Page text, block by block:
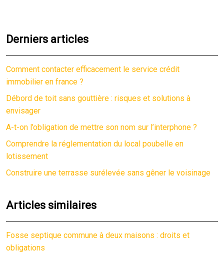
Derniers articles
Comment contacter efficacement le service crédit
immobilier en france ?
Débord de toit sans gouttière : risques et solutions à
envisager
A-t-on l’obligation de mettre son nom sur l’interphone ?
Comprendre la réglementation du local poubelle en
lotissement
Construire une terrasse surélevée sans gêner le voisinage
Articles similaires
Fosse septique commune à deux maisons : droits et
obligations